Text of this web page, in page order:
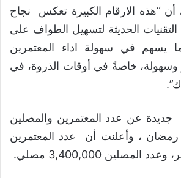
أن “هذه الارقام الكبيرة تعكس نجاح
الحديثة لتسهيل الطواف على
يسهم في سهولة اداء المعتمرين
خاصةً في أوقات الذروة، في
عن عدد المعتمرين والمصلين
في يوم وليلة 27 رمضان ، وأعلنت أن عدد المعتمرين